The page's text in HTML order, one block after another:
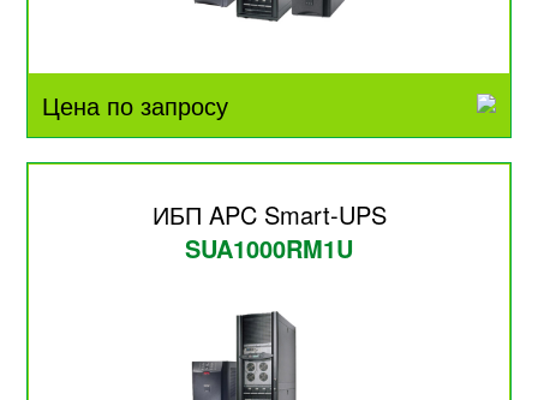
Цена по запросу
ИБП APC Smart-UPS
SUA1000RM1U